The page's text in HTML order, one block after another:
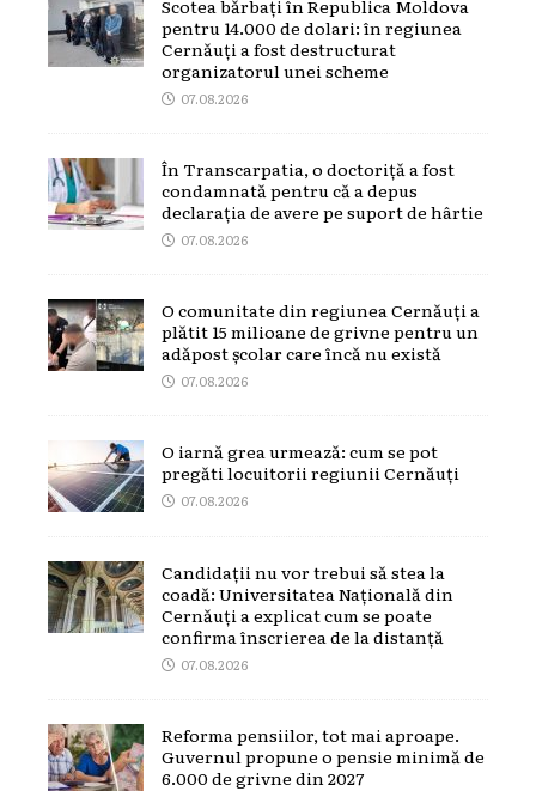
Scotea bărbați în Republica Moldova
pentru 14.000 de dolari: în regiunea
Cernăuți a fost destructurat
organizatorul unei scheme
07.08.2026
În Transcarpatia, o doctoriță a fost
condamnată pentru că a depus
declarația de avere pe suport de hârtie
07.08.2026
O comunitate din regiunea Cernăuți a
plătit 15 milioane de grivne pentru un
adăpost școlar care încă nu există
07.08.2026
O iarnă grea urmează: cum se pot
pregăti locuitorii regiunii Cernăuți
07.08.2026
Candidații nu vor trebui să stea la
coadă: Universitatea Națională din
Cernăuți a explicat cum se poate
confirma înscrierea de la distanță
07.08.2026
Reforma pensiilor, tot mai aproape.
Guvernul propune o pensie minimă de
6.000 de grivne din 2027